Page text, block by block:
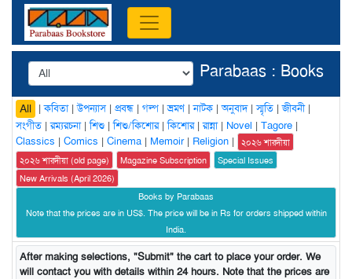
Parabaas : Books
All |কবিতা|উপন্যাস| প্রবন্ধ | গল্প |ভ্রমণ|নাটক |অনুবাদ|স্মৃতি |জীবনী|
সংগীত |রম্যরচনা|শিশু |শিশু/কিশোর|কিশোর|রান্না| Novel | Tagore |
Classics | Comics | Cinema | Memoir| Religion |
২০২৬ শারদীয়া
২০২৬ শারদীয়া (old page)
Magazine Subscription
Special Issues
New Arrivals (April 2026)
Books by Parabaas
Note that the prices are in US$. The price will be in Rs for orders shipped within
India.
After making selections, "Submit" the cart to place your order. We
will contact you with details within 24 hours. Note that the prices are